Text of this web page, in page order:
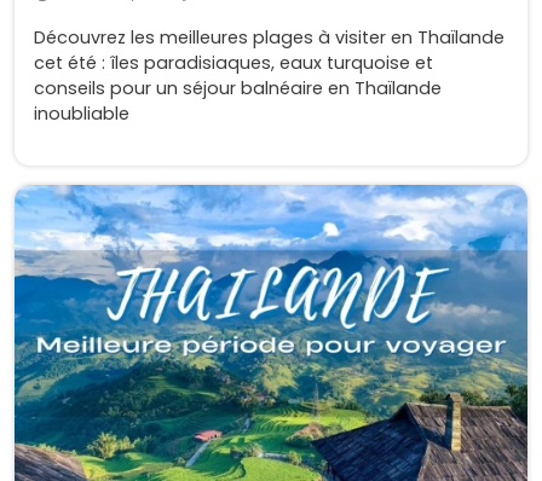
Découvrez les meilleures plages à visiter en Thaïlande
cet été : îles paradisiaques, eaux turquoise et
conseils pour un séjour balnéaire en Thaïlande
inoubliable